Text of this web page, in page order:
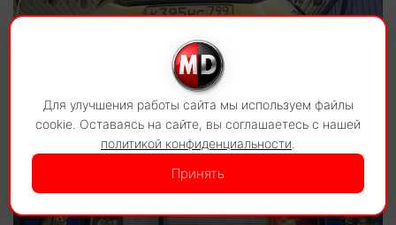
Для улучшения работы сайта мы используем файлы
cookie. Оставаясь на сайте, вы соглашаетесь с нашей
политикой конфиденциальности
Принять